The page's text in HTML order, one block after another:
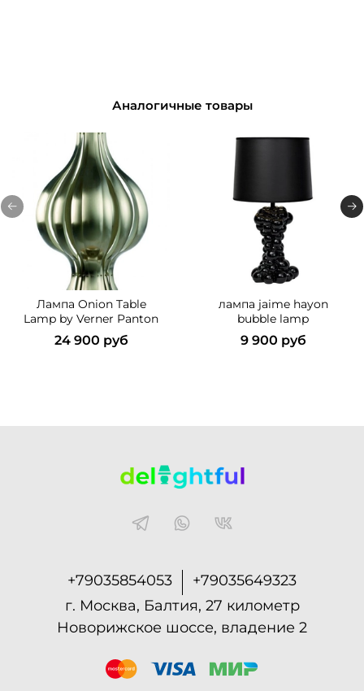
Аналогичные товары
Лампа Onion Table
Lamp by Verner Panton
24 900 руб
лампа jaime hayon
bubble lamp
9 900 руб
+79035854053
+79035649323
г. Москва, Балтия, 27 километр
Новорижское шоссе, владение 2